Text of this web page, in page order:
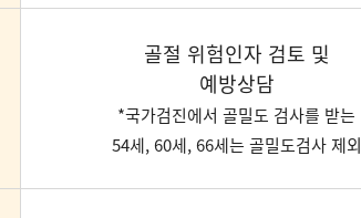
골절 위험인자 검토 및
예방상담
*국가검진에서 골밀도 검사를 받는
54세, 60세, 66세는 골밀도검사 제외